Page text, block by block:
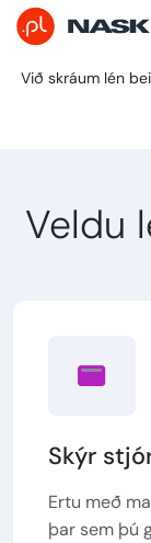
Við skráum lén
Veldu
Skýr
Ertu með
þar sem þú